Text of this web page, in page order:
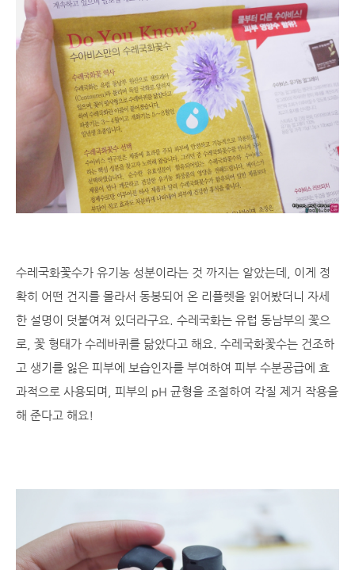
수레국화꽃수가 유기농 성분이라는 것 까지는 알았는데, 이게 정
확히 어떤 건지를 몰라서 동봉되어 온 리플렛을 읽어봤더니 자세
한 설명이 덧붙여져 있더라구요. 수레국화는 유럽 동남부의 꽃으
로, 꽃 형태가 수레바퀴를 닮았다고 해요. 수레국화꽃수는 건조하
고 생기를 잃은 피부에 보습인자를 부여하여 피부 수분공급에 효
과적으로 사용되며, 피부의 pH 균형을 조절하여 각질 제거 작용을
해 준다고 해요!